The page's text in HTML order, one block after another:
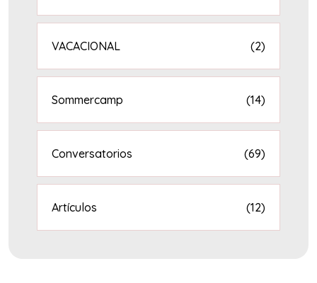
VACACIONAL (2)
Sommercamp (14)
Conversatorios (69)
Artículos (12)